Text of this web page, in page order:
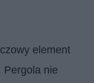
element
Pergola nie